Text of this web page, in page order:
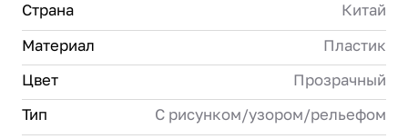
Страна
Китай
Материал
Пластик
Цвет
Прозрачный
Тип
С рисунком/узором/рельефом